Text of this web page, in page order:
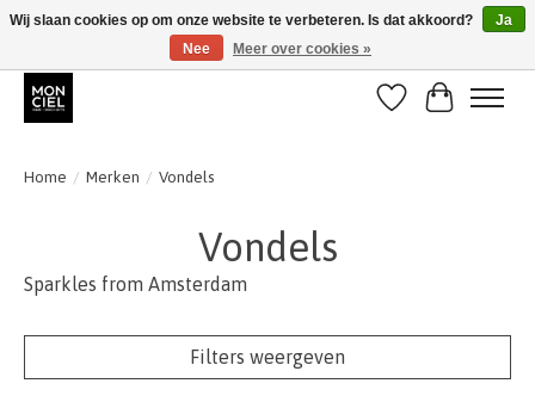
BE + NL : GRATIS VERZENDING van 31/07 t;e.m. 17/8
Verlanglijst
Home / Merken / Vondels
Vondels
Sparkles from Amsterdam
Filters weergeven
Wij slaan cookies op om onze website te verbeteren. Is dat akkoord?
Ja
Nee
Meer over cookies »